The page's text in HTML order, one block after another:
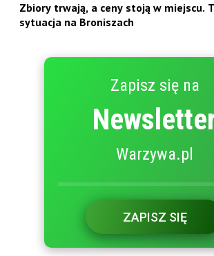
Zbiory trwają, a ceny stoją w miejscu.
sytuacja na Broniszach
Zapisz się na
Warzywa.pl
ZAPISZ SIĘ